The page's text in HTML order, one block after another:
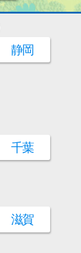
静岡
千葉
滋賀